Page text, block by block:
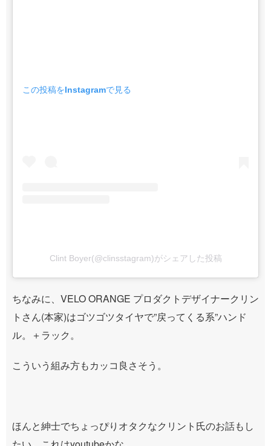
この投稿をInstagramで見る
Clint Boyer(@clinsstagram)がシェアした投稿
ちなみに、VELO ORANGE プロダクトデザイナークリン
トさん(本家)はゴツゴツタイヤで”戻ってくる系”ハンド
ル。＋ラック。
こういう組み方もカッコ良さそう。
ほんと紳士でちょっぴりオタクなクリント氏のお話もし